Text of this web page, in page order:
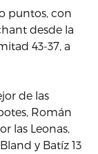
puntos, con
desde la
43-37, a
de las
Román
las Leonas,
y Batíz 13